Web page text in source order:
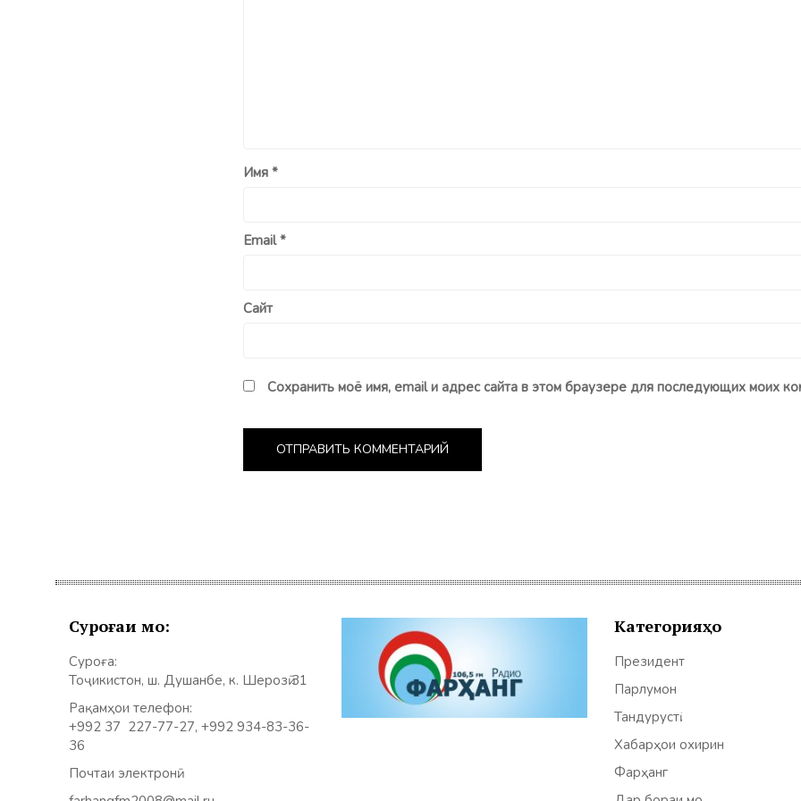
Имя *
Email*
Сайт
Сохранить моё имя, email и адрес сайта в этом браузере для последующих моих
Суроғаи мо:
Суроға:
Тоҷикистон, ш. Душанбе, к. Шерозӣ 31
Рақамҳои телефон:
+992 37 227-77-27, +992 934-83-36-
36
Почтаи электронӣ:
Категорияҳо
Президент
Парлумон
Тандурустӣ
Хабарҳои охирин
Фарҳанг